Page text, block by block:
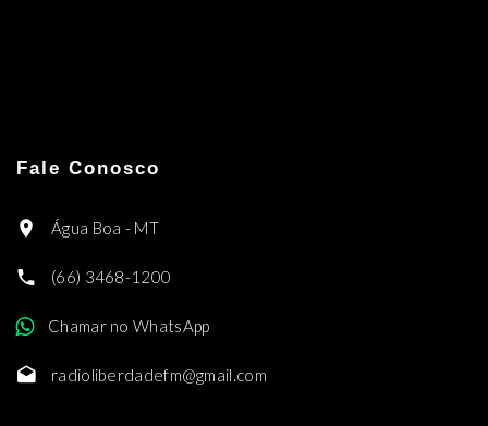
Fale Conosco
Água Boa - MT
(66) 3468-1200
Chamar no WhatsApp
radioliberdadefm@gmail.com